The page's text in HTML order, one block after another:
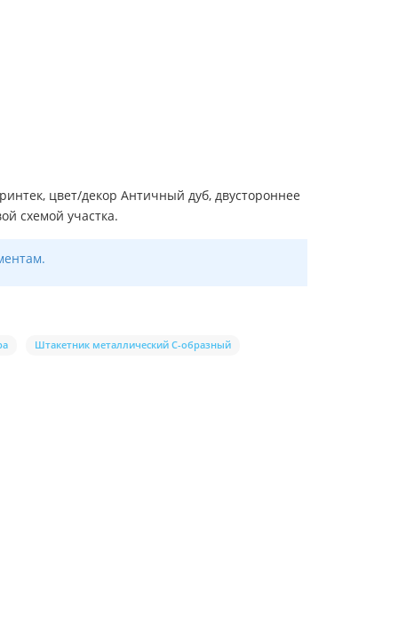
цвет/декор Античный дуб, двустороннее
схемой участка.
Штакетник металлический С-образный